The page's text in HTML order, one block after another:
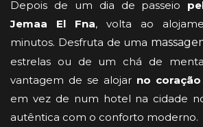
Depois de um dia de passeio
Jemaa El Fna, volta ao
minutos. Desfruta de uma
estrelas ou de um chá de
vantagem de se alojar no
em vez de num hotel na cidade
autêntica com o conforto moderno.